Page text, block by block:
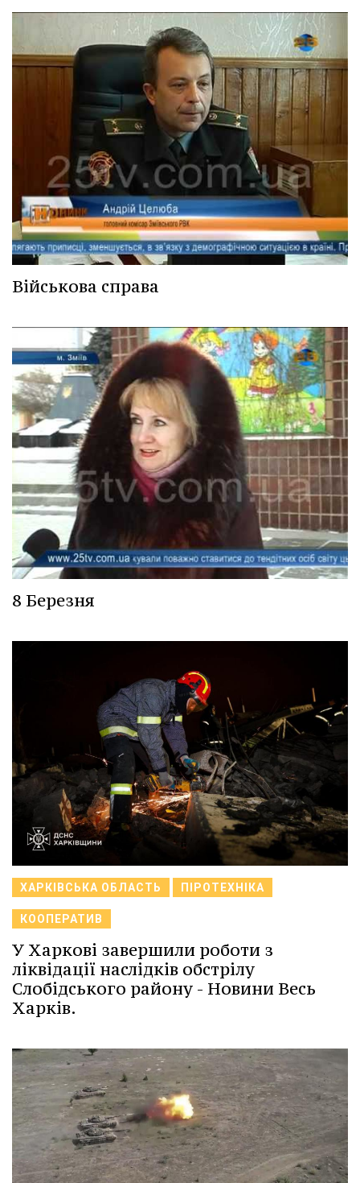
Військова справа
8 Березня
ХАРКІВСЬКА ОБЛАСТЬ ПІРОТЕХНІКА
КООПЕРАТИВ
У Харкові завершили роботи з
ліквідації наслідків обстрілу
Слобідського району - Новини Весь
Харків.